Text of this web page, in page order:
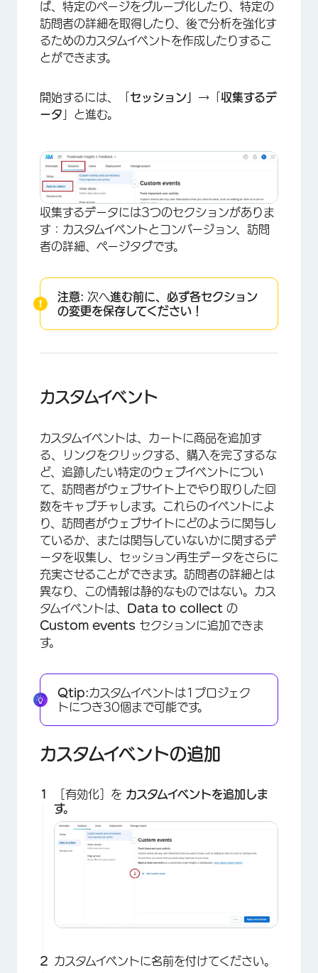
ば、特定のページをグループ化したり、特定の
訪問者の詳細を取得したり、後で分析を強化す
るためのカスタムイベントを作成したりするこ
とができます。
開始するには、「 セッション」 →「 収集するデ
ータ 」と進む。
収集するデータには3つのセクションがありま
す：カスタムイベントとコンバージョン、訪問
者の詳細、ページタグです。
注意: 次へ進む前に、必ず各セクション
の変更を保存してください！
カスタムイベント
カスタムイベントは、カートに商品を追加す
る、リンクをクリックする、購入を完了するな
ど、追跡したい特定のウェブイベントについ
て、訪問者がウェブサイト上でやり取りした回
数をキャプチャします。これらのイベントによ
り、訪問者がウェブサイトにどのように関与し
ているか、または関与していないかに関するデ
ータを収集し、セッション再生データをさらに
充実させることができます。訪問者の詳細とは
異なり、この情報は静的なものではない。カス
タムイベントは、 Data to collect の
Custom events セクションに追加できま
す。
Qtip:カスタムイベントは1プロジェク
トにつき30個まで可能です。
カスタムイベントの追加
［有効化］を カスタムイベントを追加しま
す。
カスタムイベントに名前を付けてください。